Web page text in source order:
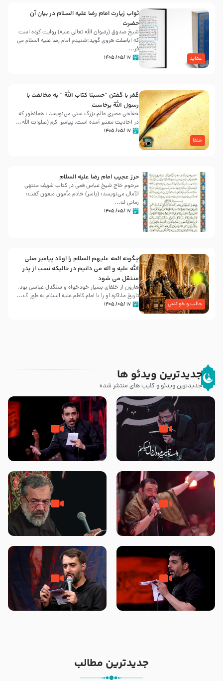
عقاید
ثواب زیارت امام رضا علیه السلام در بیان آن
حضرت
شیخ صدوق (رضوان الله تعالی علیه) روایت کرده است
که اباصلت هروی گوید:شنیدم امام رضا علیه السلام می
فر...
۱۷ /۰۵/ ۱۴۰۵
خلفا
عُمَر با گفتن “حسبنا كتاب اللّه ” به مخالفت با
رسول اللّه برخاست
خفاجی مصری عالم بزرگ سنی می‌نویسد : همانطور که
در احادیث معتبر آمده است، پیامبر اکرم (صلوات اللّه...
۱۷ /۰۵/ ۱۴۰۵
حرز عجیب امام رضا علیه السلام
مرحوم حاج شیخ عباس قمی در کتاب شریف منتهی
الآمال می‌نویسد: (ياسر) خادم مأمون ملعون گفت:
زمانى ك...
۱۷ /۰۵/ ۱۴۰۵
جالب و خواندنی
چگونه ائمه علیهم السلام را اولاد پیامبر صلی
الله علیه و اله می دانیم در حالیکه نسب از پدر
منتقل می شود
هارون از خلفای بسیار خودخواه و سنگدل عباسی بود.
تاریخ مذاکره او را با امام کاظم علیه السلام به طور گ...
۱۷ /۰۵/ ۱۴۰۵
جدیدترین ویدئو ها
جدیدترین ویدئو و کلیپ های منتشر شده
مصداق کربلا – حاج حسین سیب
سرخی
شور ، حسینا! به‌ حق زهرا «أُنْظُرْ
إِلَینا» – عزاداری شب هفتم ماه
جانا جانا ابی عبدالله – کربلایی جواد
مقدم – شب هشتم محرم 1448 –
مادر منم مثل تو خمیدم – حاج
محمود کریمی – شهادت حضرت
هیئت رایة العباس علیه السلام
تک ، عبّاس، صاحب دل‌هاست –
حاج حنیف طاهری – عزاداری شب
من غلام نوکراتم من عاشق کربلاتم
– شور زمینه – شب هفتم – محرم
جدیدترین مطالب